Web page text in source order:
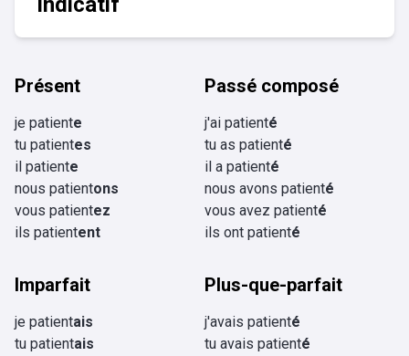
Présent
je patiente
tu patientes
il patiente
nous patientons
vous patientez
ils patientent
Passé composé
j'ai patienté
tu as patienté
il a patienté
nous avons patienté
vous avez patienté
ils ont patienté
Imparfait
je patientais
tu patientais
Plus-que-parfait
j'avais patienté
tu avais patienté